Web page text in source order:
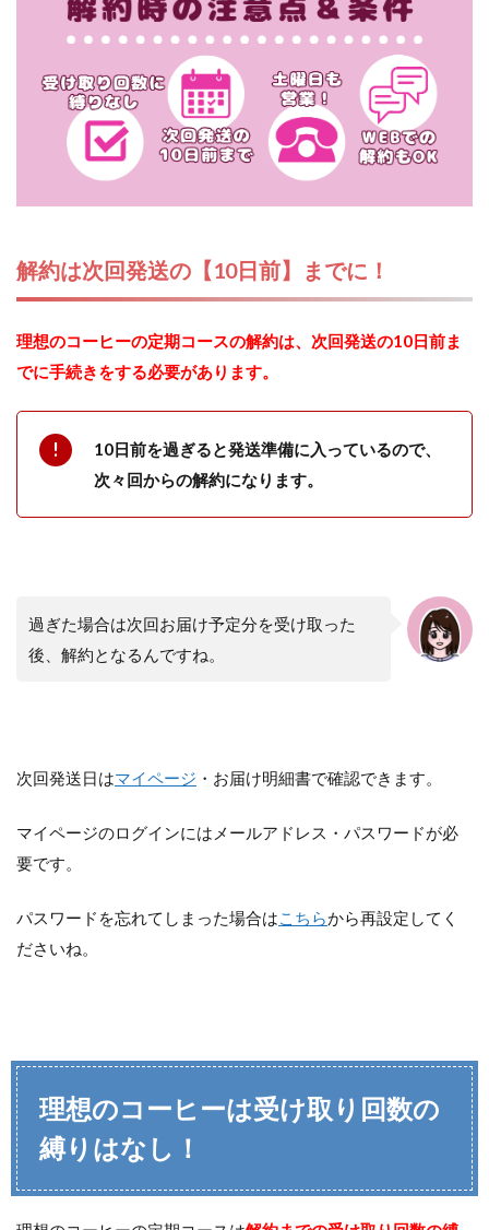
解約は次回発送の【10日前】までに！
理想のコーヒーの定期コースの解約は、次回発送の10日前ま
でに手続きをする必要があります。
10日前を過ぎると発送準備に入っているので、
次々回からの解約になります。
過ぎた場合は次回お届け予定分を受け取った
後、解約となるんですね。
次回発送日はマイページ ・お届け明細書で確認できます。
マイページのログインにはメールアドレス・パスワードが必
要です。
パスワードを忘れてしまった場合は こちらから再設定してく
ださいね。
理想のコーヒーは受け取り回数の
縛りはなし！